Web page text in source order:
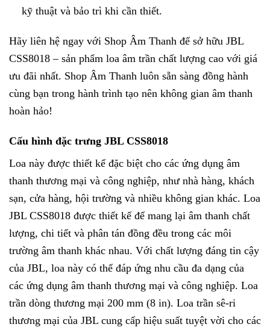
kỹ thuật và bảo trì khi cần thiết.
Hãy liên hệ ngay với Shop Âm Thanh để sở hữu JBL
CSS8018 – sản phẩm loa âm trần chất lượng cao với giá
ưu đãi nhất. Shop Âm Thanh luôn sẵn sàng đồng hành
cùng bạn trong hành trình tạo nên không gian âm thanh
hoàn hảo!
Cấu hình đặc trưng JBL CSS8018
Loa này được thiết kế đặc biệt cho các ứng dụng âm
thanh thương mại và công nghiệp, như nhà hàng, khách
sạn, cửa hàng, hội trường và nhiều không gian khác. Loa
JBL CSS8018 được thiết kế để mang lại âm thanh chất
lượng, chi tiết và phân tán đồng đều trong các môi
trường âm thanh khác nhau. Với chất lượng đáng tin cậy
của JBL, loa này có thể đáp ứng nhu cầu đa dạng của
các ứng dụng âm thanh thương mại và công nghiệp. Loa
trần dòng thương mại 200 mm (8 in). Loa trần sê-ri
thương mại của JBL cung cấp hiệu suất tuyệt vời cho các